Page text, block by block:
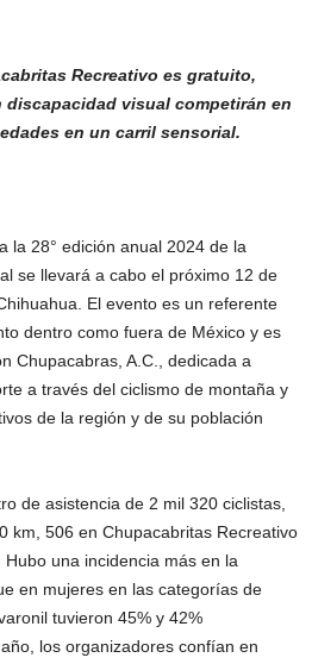
Recreativo es gratuito,
visual competirán en
en un carril sensorial.
la 28° edición anual 2024 de la
se llevará a cabo el próximo 12 de
El evento es un referente
dentro como fuera de México y es
Chupacabras, A.C., dedicada a
a través del ciclismo de montaña y
de la región y de su población
de asistencia de 2 mil 320 ciclistas,
km, 506 en Chupacabritas Recreativo
una incidencia más en la
en mujeres en las categorías de
tuvieron 45% y 42%
los organizadores confían en